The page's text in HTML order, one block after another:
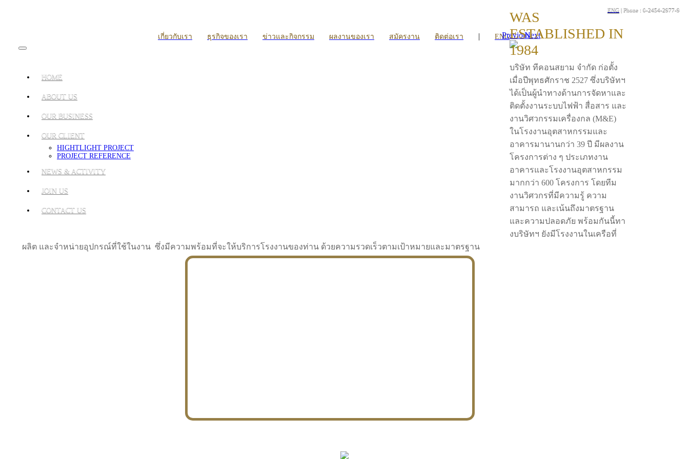
ENG | Phone : 0-2454-2977-9
เกี่ยวกับเรา ธุรกิจของเรา ข่าวและกิจกรรม ผลงานของเรา สมัครงาน ติดต่อเรา | ENG
HOME
ABOUT US
OUR BUSINESS
OUR CLIENT
HIGHTLIGHT PROJECT
PROJECT REFERENCE
NEWS & ACTIVITY
JOIN US
CONTACT US
PreviousNext
WAS
ESTABLISHED IN
1984
บริษัท ทีคอนสยาม จำกัด ก่อตั้ง
เมื่อปีพุทธศักราช 2527 ซึ่งบริษัทฯ
ได้เป็นผู้นำทางด้านการจัดหาและ
ติดตั้งงานระบบไฟฟ้า สื่อสาร และ
งานวิศวกรรมเครื่องกล (M&E)
ในโรงงานอุตสาหกรรมและ
อาคารมานานกว่า 39 ปี มีผลงาน
โครงการต่าง ๆ ประเภทงาน
อาคารและโรงงานอุตสาหกรรม
มากกว่า 600 โครงการ โดยทีม
งานวิศวกรที่มีความรู้ ความ
สามารถ และเน้นถึงมาตรฐาน
และความปลอดภัย พร้อมกันนี้ทา
งบริษัทฯ ยังมีโรงงานในเครือที่
ผลิต และจำหน่ายอุปกรณ์ที่ใช้ในงาน ซึ่งมีความพร้อมที่จะให้บริการโรงงานของท่าน ด้วยความรวดเร็วตามเป้าหมายและมาตรฐาน